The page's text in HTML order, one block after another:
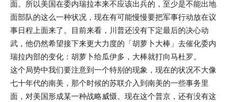
面。所以美国在委内瑞拉本来不应该出兵的，至少是不能出地
面部队的这么一种状况，现在有可能慢慢要把军事行动放在议
事日程上面来了。目前来看，川普还没有下定最后的决心动
武，他仍然希望接下来更大力度的「胡萝卜大棒」去催化委内
瑞拉内部的变化：胡萝卜给瓜伊多，大棒就打向马杜罗。
这个局势中我们要注意到一个特别的现象，现在的状况不大像
七十年代的南美，那个时候的苏联介入到南美的一些事务里
面，对美国形成某一种战略威慑。现在这个普京，还有没有这